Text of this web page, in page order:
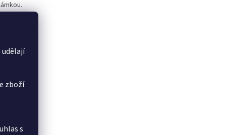
udělají
zboží
s